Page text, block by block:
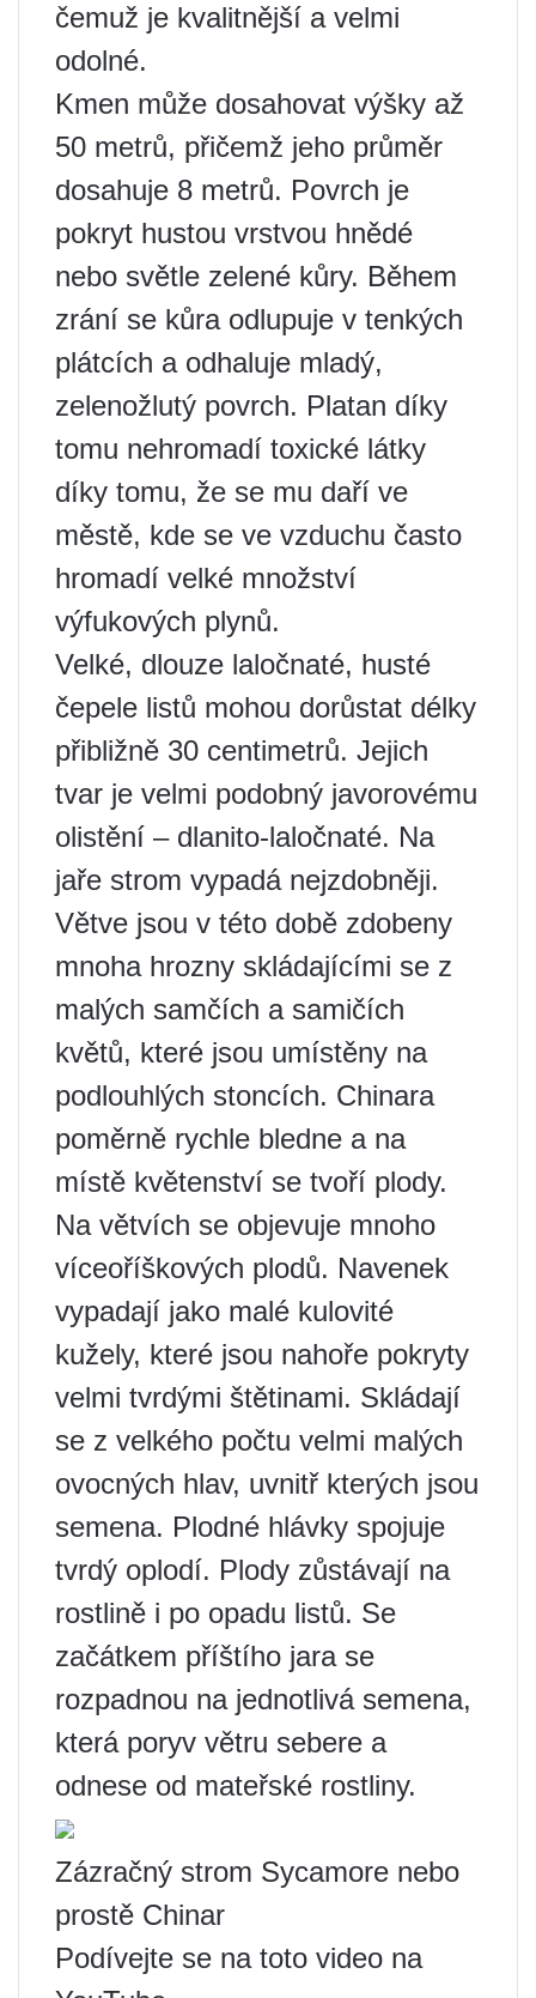
čemuž je kvalitnější a velmi
odolné.
Kmen může dosahovat výšky až
50 metrů, přičemž jeho průměr
dosahuje 8 metrů. Povrch je
pokryt hustou vrstvou hnědé
nebo světle zelené kůry. Během
zrání se kůra odlupuje v tenkých
plátcích a odhaluje mladý,
zelenožlutý povrch. Platan díky
tomu nehromadí toxické látky
díky tomu, že se mu daří ve
městě, kde se ve vzduchu často
hromadí velké množství
výfukových plynů.
Velké, dlouze laločnaté, husté
čepele listů mohou dorůstat délky
přibližně 30 centimetrů. Jejich
tvar je velmi podobný javorovému
olistění – dlanito-laločnaté. Na
jaře strom vypadá nejzdobněji.
Větve jsou v této době zdobeny
mnoha hrozny skládajícími se z
malých samčích a samičích
květů, které jsou umístěny na
podlouhlých stoncích. Chinara
poměrně rychle bledne a na
místě květenství se tvoří plody.
Na větvích se objevuje mnoho
víceoříškových plodů. Navenek
vypadají jako malé kulovité
kužely, které jsou nahoře pokryty
velmi tvrdými štětinami. Skládají
se z velkého počtu velmi malých
ovocných hlav, uvnitř kterých jsou
semena. Plodné hlávky spojuje
tvrdý oplodí. Plody zůstávají na
rostlině i po opadu listů. Se
začátkem příštího jara se
rozpadnou na jednotlivá semena,
která poryv větru sebere a
odnese od mateřské rostliny.
Zázračný strom Sycamore nebo
prostě Chinar
Podívejte se na toto video na